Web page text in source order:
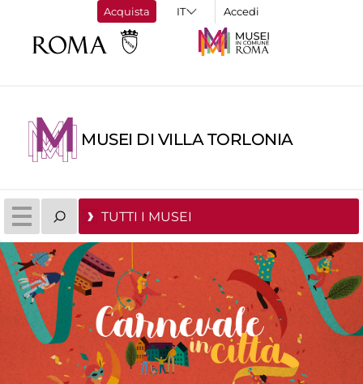
Acquista Accedi
MUSEI DI VILLA TORLONIA
TUTTI I MUSEI